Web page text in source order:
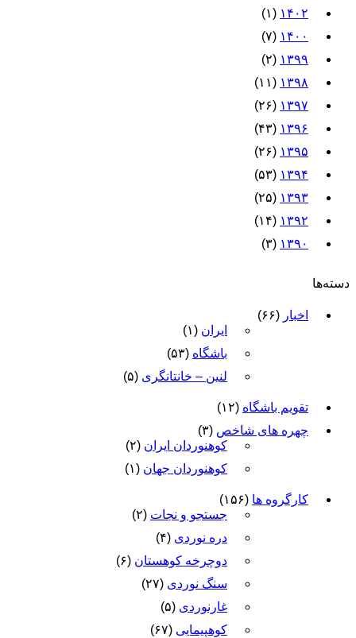
۱۴۰۲ (۱)
۱۴۰۰ (۷)
۱۳۹۹ (۲)
۱۳۹۸ (۱۱)
۱۳۹۷ (۲۶)
۱۳۹۶ (۴۳)
۱۳۹۵ (۲۶)
۱۳۹۴ (۵۳)
۱۳۹۳ (۲۵)
۱۳۹۲ (۱۴)
۱۳۹۰ (۳)
دسته‌ها
اخبار (۶۶)
ایران (۱)
باشگاه (۵۳)
لنین – خانتانگری (۵)
تقویم باشگاه (۱۲)
چهره های شاخص (۳)
کوهنوردان ایران (۲)
کوهنوردان جهان (۱)
کارگروه ها (۱۵۶)
جستجو و نجات (۲)
دره نوردی (۴)
دوچرخه کوهستان (۶)
سنگ نوردی (۲۷)
غارنوردی (۵)
کوهپیمایی (۶۷)